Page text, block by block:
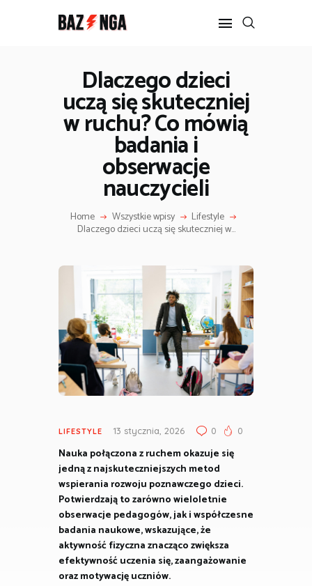
Dlaczego dzieci
uczą się skuteczniej
w ruchu? Co mówią
badania i
obserwacje
nauczycieli
Home Wszystkie wpisy Lifestyle
Dlaczego dzieci uczą się skuteczniej w...
POPULARNE
BIZNES I FINANSE
IT I TECHNOLOGIE
LIFESTYLE
MOTORYZACJA
LIFESTYLE 13 stycznia, 2026 0 0
Nauka połączona z ruchem okazuje się
jedną z najskuteczniejszych metod
wspierania rozwoju poznawczego dzieci.
Potwierdzają to zarówno wieloletnie
obserwacje pedagogów, jak i współczesne
badania naukowe, wskazujące, że
aktywność fizyczna znacząco zwiększa
efektywność uczenia się, zaangażowanie
oraz motywację uczniów.